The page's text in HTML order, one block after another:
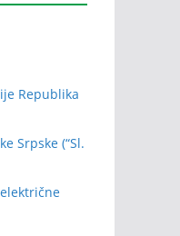
Republika
Srpske (“Sl.